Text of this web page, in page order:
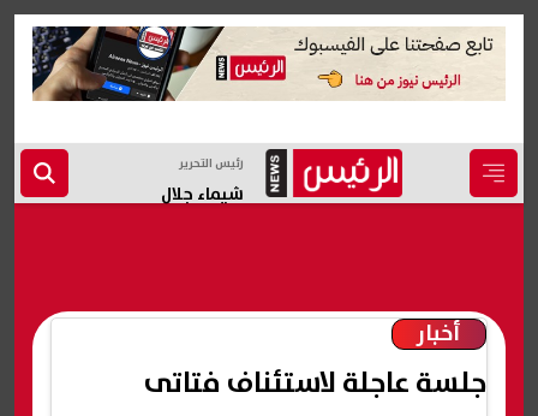
رئيس التحرير
شيماء جلال
أخبار
جلسة عاجلة لاستئناف فتاتى